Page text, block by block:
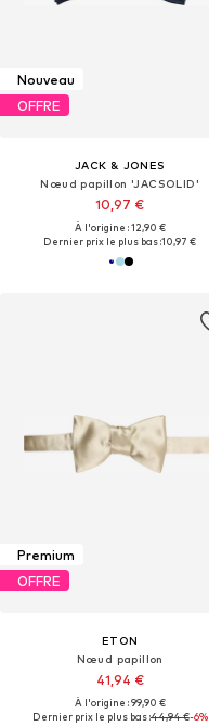
Nouveau
OFFRE
JACK & JONES
Nœud papillon 'JACSOLID'
10,97 €
À l'origine : 12,90 €
Dernier prix le plus bas :10,97 €
Premium
OFFRE
ETON
Nœud papillon
41,94 €
À l'origine : 99,90 €
Dernier prix le plus bas :44,94 €-6%